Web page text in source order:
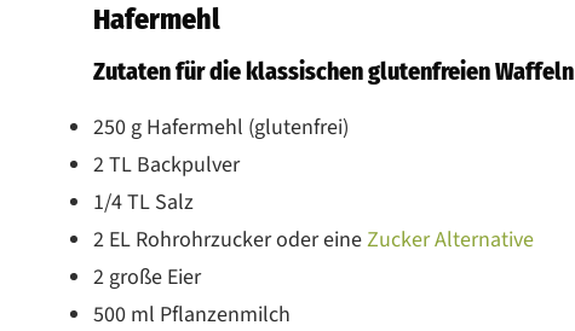
Hafermehl
Zutaten für dieklassischen glutenfreien Waffeln
250 g Hafermehl (glutenfrei)
2 TL Backpulver
1/4 TL Salz
2 EL Rohrohrzucker oder eineZucker Alternative
2 große Eier
500 ml Pflanzenmilch